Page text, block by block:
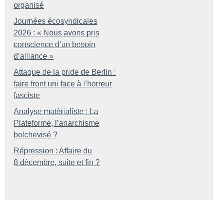
organisé
Journées écosyndicales
2026 : « Nous avons pris
conscience d’un besoin
d’alliance »
Attaque de la pride de Berlin :
faire front uni face à l’horreur
fasciste
Analyse matérialiste : La
Plateforme, l’anarchisme
bolchevisé ?
Répression : Affaire du
8 décembre, suite et fin ?